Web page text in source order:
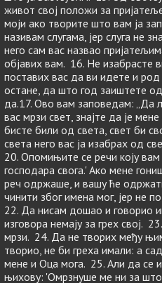
живот свој положи за
моји ако творите што вам ја
називам слугама, јер слуга не
него сам вас назвао
објавих вам. 16. Не изабрасте
поставих вас да ви идете и
остане, да што год заиштете
да.17. Ово вам заповедам: „Да
вас мрзи свет, знајте да је
бисте били од света, свет би
света него вас ја изабрах од
20. Опомињите се речи коју вам
господара свога.' Ако мене
реч одржаше, и вашу ће
чинити због имена мог, јер не
22. Да нисам дошао и говорио
изговора немају за грех свој.
мрзи. 24. Да не творих међу
творио, не би греха имали: а
мене и Оца мога. 25. Али да се
њихову: 'Омрзнуше ме ни за